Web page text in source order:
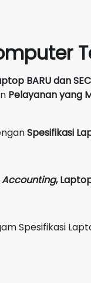
BARU dan
Pelayanan yang
Spesifikasi
Accounting,
Spesifikasi